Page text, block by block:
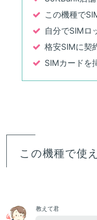
この機種で
自分でSIMロ
格安SIMに契
SIMカードを
この機種で使
教えて君